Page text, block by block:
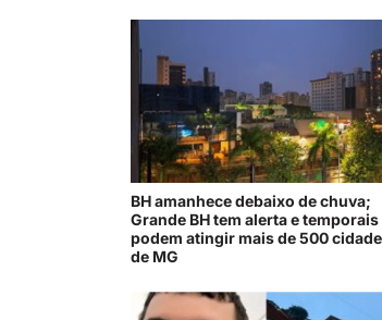
BH amanhece debaixo de chuva;
Grande BH tem alerta e temporais
podem atingir mais de 500
de MG